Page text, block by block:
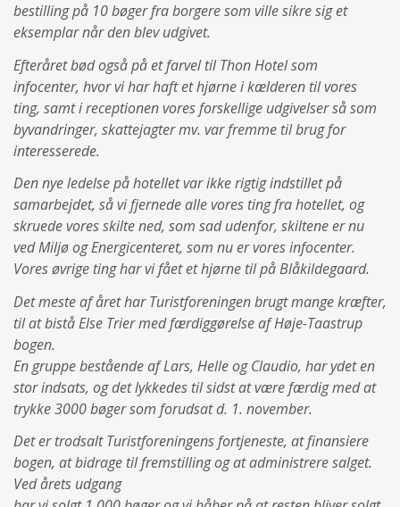
bestilling på 10 bøger fra borgere som ville sikre sig et
eksemplar når den blev udgivet.
Efteråret bød også på et farvel til Thon Hotel som
infocenter, hvor vi har haft et hjørne i kælderen til vores
ting, samt i receptionen vores forskellige udgivelser så som
byvandringer, skattejagter mv. var fremme til brug for
interesserede.
Den nye ledelse på hotellet var ikke rigtig indstillet på
samarbejdet, så vi fjernede alle vores ting fra hotellet, og
skruede vores skilte ned, som sad udenfor, skiltene er nu
ved Miljø og Energicenteret, som nu er vores infocenter.
Vores øvrige ting har vi fået et hjørne til på Blåkildegaard.
Det meste af året har Turistforeningen brugt mange kræfter,
til at bistå Else Trier med færdiggørelse af Høje-Taastrup
bogen.
En gruppe bestående af Lars, Helle og Claudio, har ydet en
stor indsats, og det lykkedes til sidst at være færdig med at
trykke 3000 bøger som forudsat d. 1. november.
Det er trodsalt Turistforeningens fortjeneste, at finansiere
bogen, at bidrage til fremstilling og at administrere salget.
Ved årets udgang